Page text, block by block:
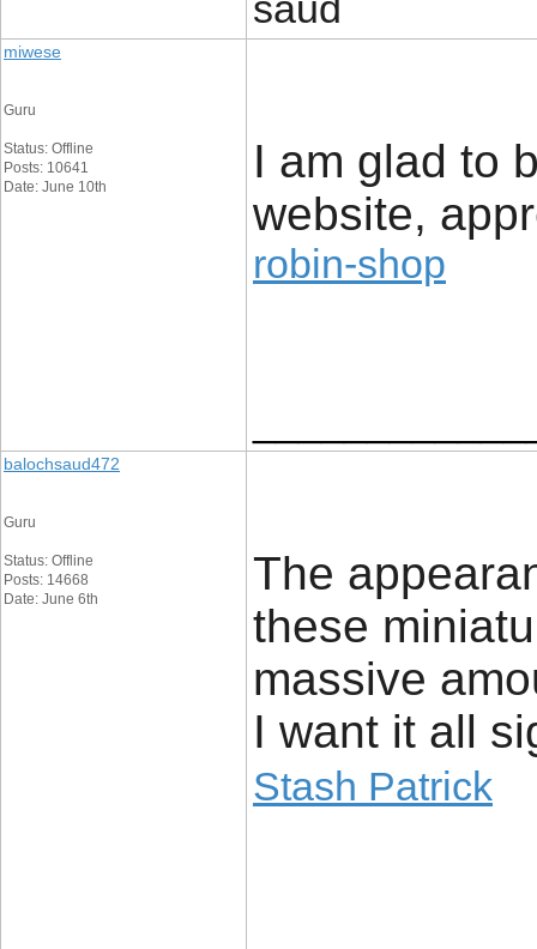
miwese
Guru
Status: Offline
Posts: 10641
Date: June 10th
I am glad to
website,
robin-shop
balochsaud472
Guru
Status: Offline
Posts: 14668
Date: June 6th
The
these
massive
I want it all
Stash Patrick